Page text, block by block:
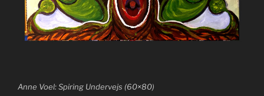
Anne Voel: Spiring Undervejs (60×80)